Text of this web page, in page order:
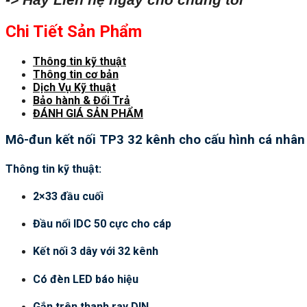
Chi Tiết Sản Phẩm
Thông tin kỹ thuật
Thông tin cơ bản
Dịch Vụ Kỹ thuật
Bảo hành & Đổi Trả
ĐÁNH GIÁ SẢN PHẨM
Mô-đun kết nối TP3 32 kênh cho cấu hình cá
Thông tin kỹ thuật:
2×33 đầu cuối
Đầu nối IDC 50 cực cho cáp
Kết nối 3 dây với 32 kênh
Có đèn LED báo hiệu